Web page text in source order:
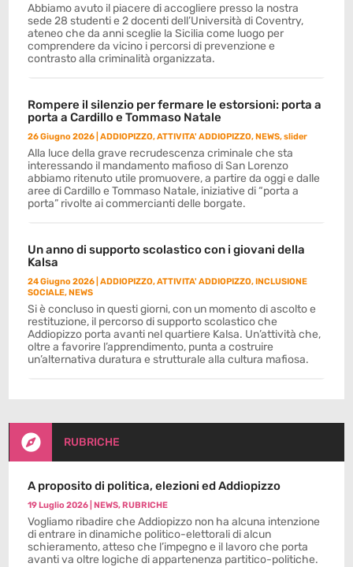
Abbiamo avuto il piacere di accogliere presso la nostra
sede 28 studenti e 2 docenti dell’Università di Coventry,
ateneo che da anni sceglie la Sicilia come luogo per
comprendere da vicino i percorsi di prevenzione e
contrasto alla criminalità organizzata.
Rompere il silenzio per fermare le estorsioni: porta a
porta a Cardillo e Tommaso Natale
26 Giugno 2026 |ADDIOPIZZO,ATTIVITA' ADDIOPIZZO,NEWS,slider
Alla luce della grave recrudescenza criminale che sta
interessando il mandamento mafioso di San Lorenzo
abbiamo ritenuto utile promuovere, a partire da oggi e dalle
aree di Cardillo e Tommaso Natale, iniziative di “porta a
porta” rivolte ai commercianti delle borgate.
Un anno di supporto scolastico con i giovani della
Kalsa
24 Giugno 2026 |ADDIOPIZZO,ATTIVITA' ADDIOPIZZO,INCLUSIONE
SOCIALE,NEWS
Si è concluso in questi giorni, con un momento di ascolto e
restituzione, il percorso di supporto scolastico che
Addiopizzo porta avanti nel quartiere Kalsa. Un’attività che,
oltre a favorire l’apprendimento, punta a costruire
un’alternativa duratura e strutturale alla cultura mafiosa.
 RUBRICHE
A proposito di politica, elezioni ed Addiopizzo
19 Luglio 2026 |NEWS,RUBRICHE
Vogliamo ribadire che Addiopizzo non ha alcuna intenzione
di entrare in dinamiche politico-elettorali di alcun
schieramento, atteso che l’impegno e il lavoro che porta
avanti va oltre logiche di appartenenza partitico-politiche.